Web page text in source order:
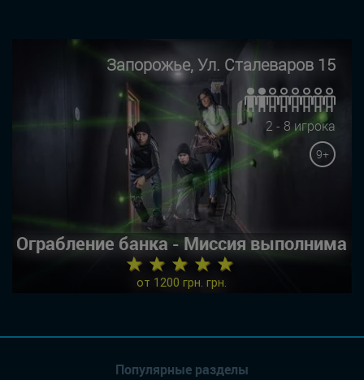
Запорожье, Ул. Сталеваров 15
2 - 8 игрока
9+
Ограбление банка - Миссия выполнима
★ ★ ★ ★ ★
от 1200 грн. грн.
Популярные разделы